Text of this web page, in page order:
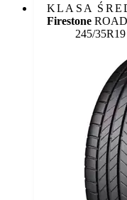
KLASA
Firestone
245/